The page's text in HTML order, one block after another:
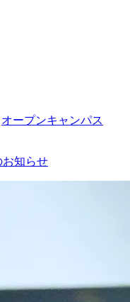
オープンキャンパス
お知らせ